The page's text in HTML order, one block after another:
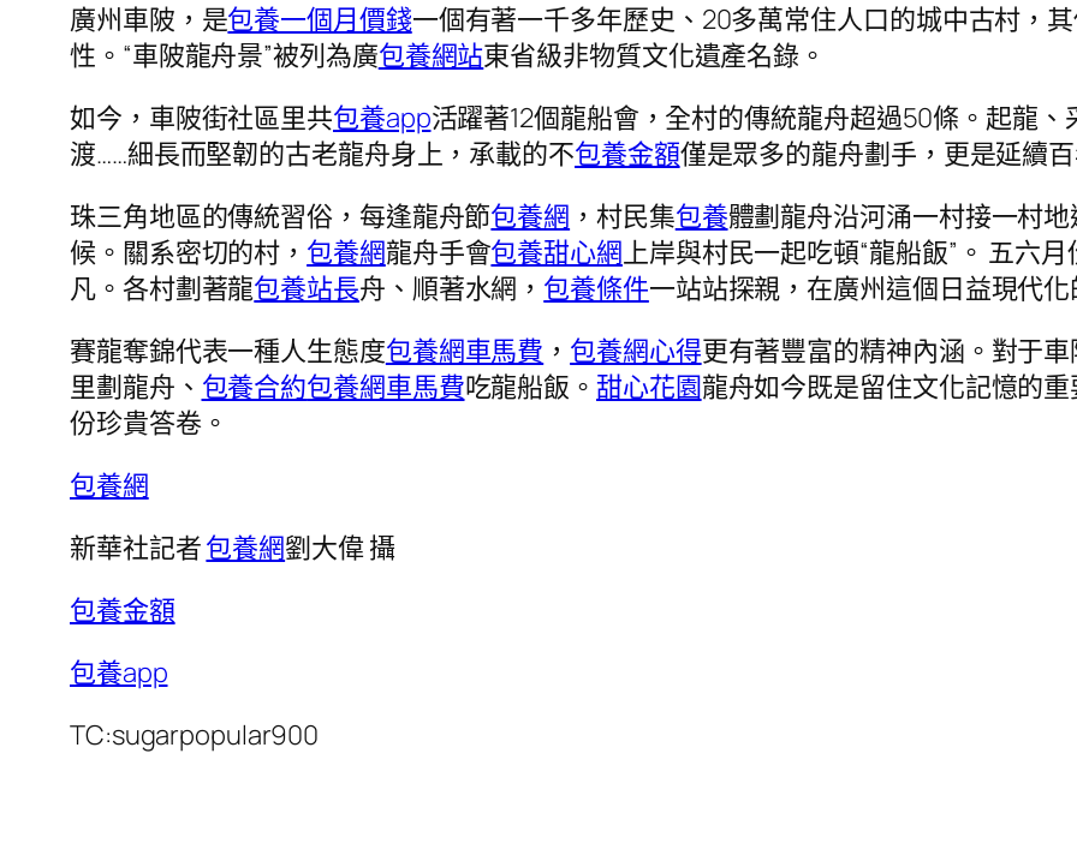
廣州車陂，是包養一個月價錢一個有著一千多年歷史、20多萬常住人口的城中古村，
性。“車陂龍舟景”被列為廣包養網站東省級非物質文化遺產名錄。
如今，車陂街社區里共包養app活躍著12個龍船會，全村的傳統龍舟超過50條。起龍、
渡……細長而堅韌的古老龍舟身上，承載的不包養金額僅是眾多的龍舟劃手，更是延續
珠三角地區的傳統習俗，每逢龍舟節包養網 ，村民集包養體劃龍舟沿河涌一村接一村
候。關系密切的村， 包養網龍舟手會包養甜心網上岸與村民一起吃頓“龍船飯”。 五六
凡。各村劃著龍包養站長舟、順著水網， 包養條件一站站探親，在廣州這個日益現代
賽龍奪錦代表一種人生態度包養網車馬費 ， 包養網心得更有著豐富的精神內涵。對于
里劃龍舟、 包養合約包養網車馬費吃龍船飯。甜心花園龍舟如今既是留住文化記憶的
份珍貴答卷。
包養網
新華社記者包養網劉大偉 攝
包養金額
包養app
TC:sugarpopular900